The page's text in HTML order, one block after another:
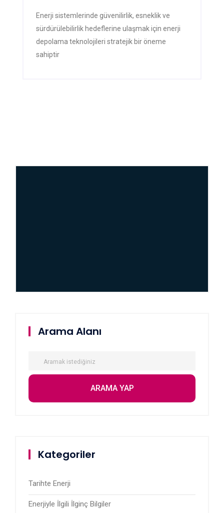
Enerji sistemlerinde güvenilirlik, esneklik ve
sürdürülebilirlik hedeflerine ulaşmak için enerji
depolama teknolojileri stratejik bir öneme
sahiptir
Arama Alanı
Kategoriler
Tarihte Enerji
Enerjiyle İlgili İlginç Bilgiler